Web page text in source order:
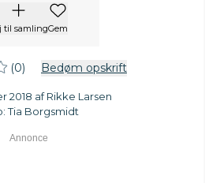
til samlingGem
(0) Bedøm opskrift
2018 af Rikke Larsen
Tia Borgsmidt